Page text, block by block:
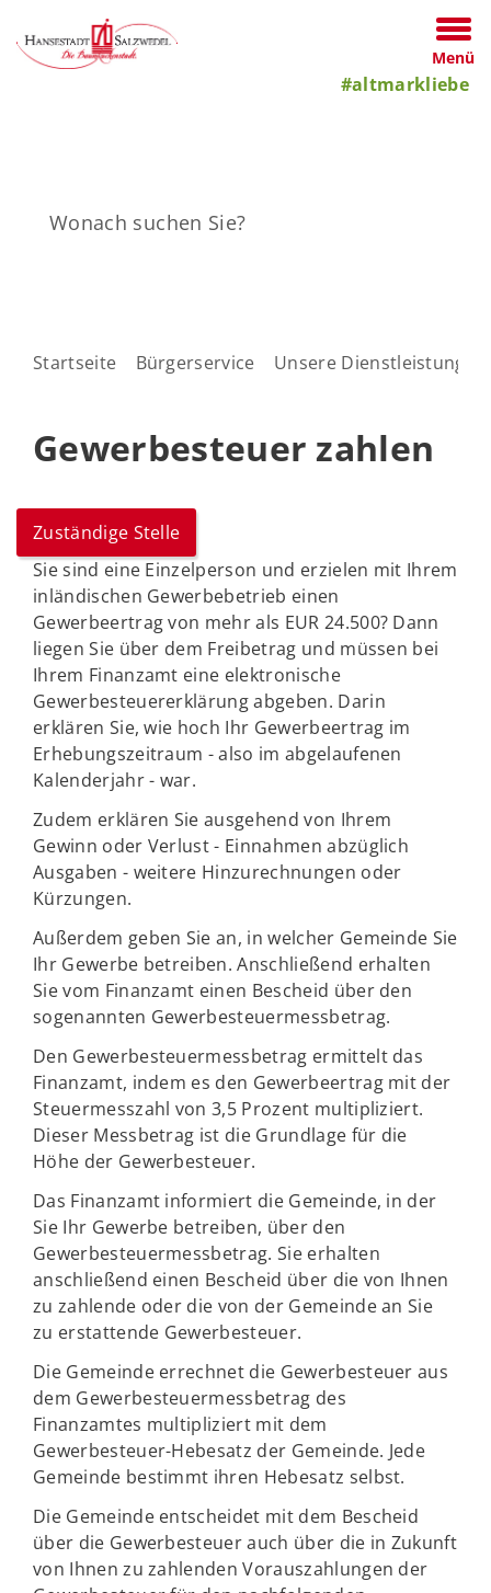
Menü
#altmarkliebe
Startseite Bürgerservice Unsere Dienstleistungen
Gewerbesteuer zahlen
Zuständige Stelle
Sie sind eine Einzelperson und erzielen mit Ihrem
inländischen Gewerbebetrieb einen
Gewerbeertrag von mehr als EUR 24.500? Dann
liegen Sie über dem Freibetrag und müssen bei
Ihrem Finanzamt eine elektronische
Gewerbesteuererklärung abgeben. Darin
erklären Sie, wie hoch Ihr Gewerbeertrag im
Erhebungszeitraum - also im abgelaufenen
Kalenderjahr - war.
Zudem erklären Sie ausgehend von Ihrem
Gewinn oder Verlust - Einnahmen abzüglich
Ausgaben - weitere Hinzurechnungen oder
Kürzungen.
Außerdem geben Sie an, in welcher Gemeinde Sie
Ihr Gewerbe betreiben. Anschließend erhalten
Sie vom Finanzamt einen Bescheid über den
sogenannten Gewerbesteuermessbetrag.
Den Gewerbesteuermessbetrag ermittelt das
Finanzamt, indem es den Gewerbeertrag mit der
Steuermesszahl von 3,5 Prozent multipliziert.
Dieser Messbetrag ist die Grundlage für die
Höhe der Gewerbesteuer.
Das Finanzamt informiert die Gemeinde, in der
Sie Ihr Gewerbe betreiben, über den
Gewerbesteuermessbetrag. Sie erhalten
anschließend einen Bescheid über die von Ihnen
zu zahlende oder die von der Gemeinde an Sie
zu erstattende Gewerbesteuer.
Die Gemeinde errechnet die Gewerbesteuer aus
dem Gewerbesteuermessbetrag des
Finanzamtes multipliziert mit dem
Gewerbesteuer-Hebesatz der Gemeinde. Jede
Gemeinde bestimmt ihren Hebesatz selbst.
Die Gemeinde entscheidet mit dem Bescheid
über die Gewerbesteuer auch über die in Zukunft
von Ihnen zu zahlenden Vorauszahlungen der